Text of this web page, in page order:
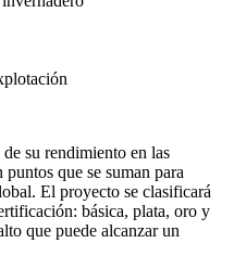
su rendimiento en las
que se suman para
El proyecto se clasificará
básica, plata, oro y
que puede alcanzar un